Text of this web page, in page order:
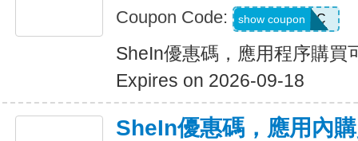
Coupon Code: MTFK4CC
show coupon
SheIn優惠碼，應用程序購買
Expires on 2026-09-18
SheIn優惠碼，應用內